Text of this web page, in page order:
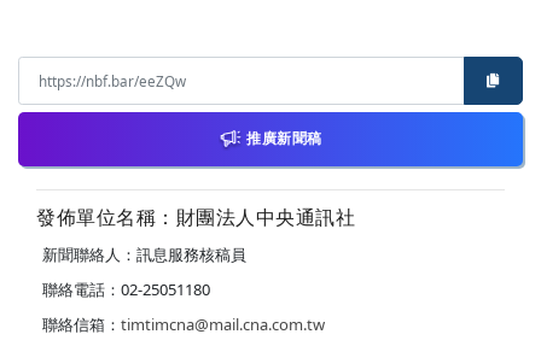
推廣新聞稿
發佈單位名稱：財團法人中央通訊社
新聞聯絡人：訊息服務核稿員
聯絡電話：02-25051180
聯絡信箱： timtimcna@mail.cna.com.tw